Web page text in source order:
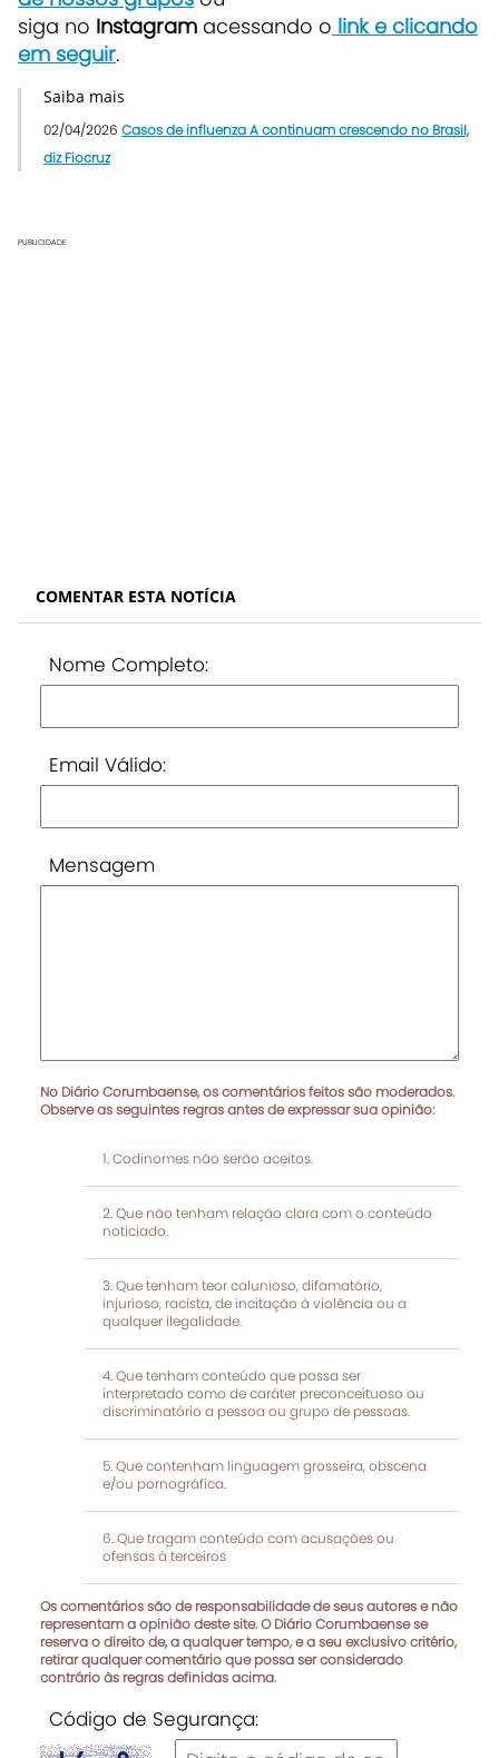
siga no Instagram acessando o link e clicando
em seguir.
Saiba mais
02/04/2026 Casos de influenza A continuam crescendo no Brasil,
diz Fiocruz
PUBLICIDADE
COMENTAR ESTA NOTÍCIA
Nome Completo:
Email Válido:
Mensagem
No Diário Corumbaense, os comentários feitos são moderados.
Observe as seguintes regras antes de expressar sua opinião:
Codinomes não serão aceitos.
Que não tenham relação clara com o conteúdo
noticiado.
Que tenham teor calunioso, difamatório,
injurioso, racista, de incitação à violência ou a
qualquer ilegalidade.
Que tenham conteúdo que possa ser
interpretado como de caráter preconceituoso ou
discriminatório a pessoa ou grupo de pessoas.
Que contenham linguagem grosseira, obscena
e/ou pornográfica.
Que tragam conteúdo com acusações ou
ofensas à terceiros
Os comentários são de responsabilidade de seus autores e não
representam a opinião deste site. O Diário Corumbaense se
reserva o direito de, a qualquer tempo, e a seu exclusivo critério,
retirar qualquer comentário que possa ser considerado
contrário às regras definidas acima.
Código de Segurança: